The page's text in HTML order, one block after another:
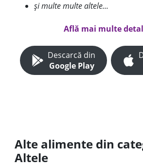
și multe multe altele...
Află mai multe
Descarcă din
Google Play
Alte alimente din
Altele